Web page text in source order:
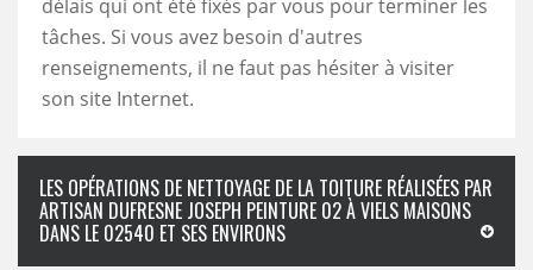
délais qui ont été fixés par vous pour terminer les
tâches. Si vous avez besoin d'autres
renseignements, il ne faut pas hésiter à visiter
son site Internet.
LES OPÉRATIONS DE NETTOYAGE DE LA TOITURE RÉALISÉES PAR
ARTISAN DUFRESNE JOSEPH PEINTURE 02 À VIELS MAISONS
DANS LE 02540 ET SES ENVIRONS